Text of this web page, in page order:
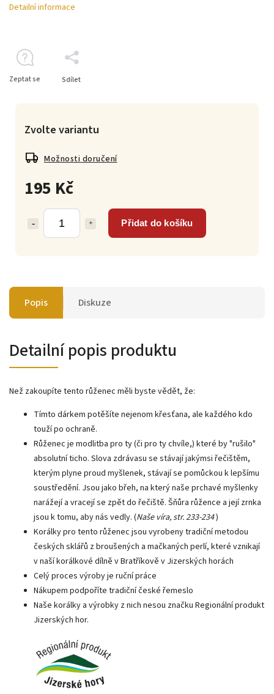
195 Kč
Přidat do košíku
Zvolte variantu
Možnosti doručení
Detailní informace
Zeptat se Sdílet
Popis Diskuze
Detailní popis produktu
Než zakoupíte tento růženec měli byste vědět, že:
Tímto dárkem potěšíte nejenom křesťana, ale každého kdo
touží po ochraně.
Růženec je modlitba pro ty (či pro ty chvíle,) které by "rušilo"
absolutní ticho. Slova zdrávasu se stávají jakýmsi řečištěm,
kterým plyne proud myšlenek, stávají se pomůckou k lepšímu
soustředění. Jsou jako břeh, na který naše prchavé myšlenky
narážejí a vracejí se zpět do řečiště. Šňůra růžence a její zrnka
jsou k tomu, aby nás vedly. (Naše víra, str. 233-234)
Korálky pro tento růženec jsou vyrobeny tradiční metodou
českých sklářů z broušených a mačkaných perlí, které vznikají
v naší korálkové dílně v Bratříkově v Jizerských horách
Celý proces výroby je ruční práce
Nákupem podpoříte tradiční české řemeslo
Naše korálky a výrobky z nich nesou značku Regionální produkt
Jizerských hor.